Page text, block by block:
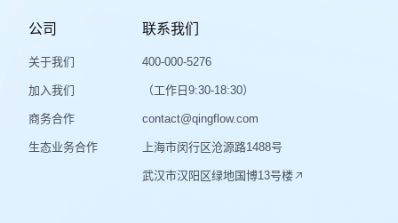
公司
关于我们
加入我们
商务合作
生态业务合作
联系我们
400-000-5276
（工作日9:30-18:30）
contact@qingflow.com
上海市闵行区沧源路1488号
武汉市汉阳区绿地国博13号楼